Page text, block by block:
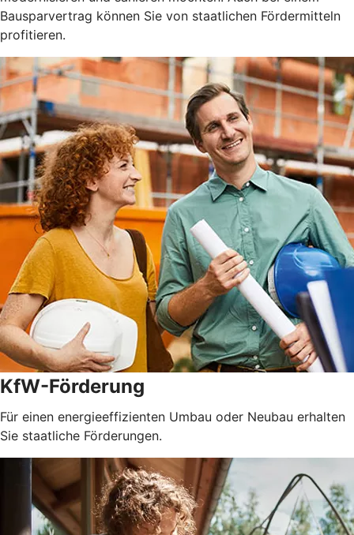
Bausparvertrag können Sie von staatlichen Fördermitteln
profitieren.
KfW-Förderung
Für einen energieeffizienten Umbau oder Neubau erhalten
Sie staatliche Förderungen.